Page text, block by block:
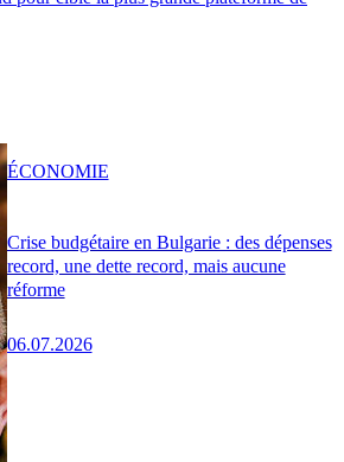
Crise budgétaire en Bulgarie : des dépenses
record, une dette record, mais aucune
réforme
06.07.2026
ÉCONOMIE